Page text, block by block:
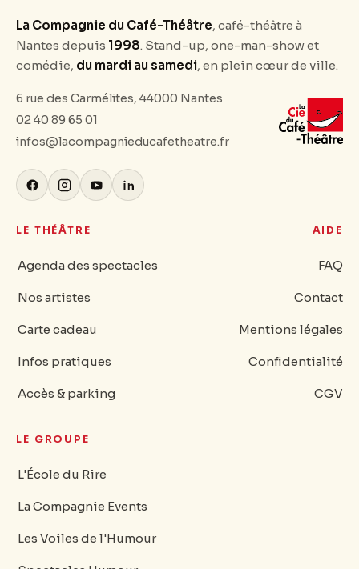
La Compagnie du Café-Théâtre, café-théâtre à
Nantes depuis 1998. Stand-up, one-man-show et
comédie, du mardi au samedi, en plein cœur de ville.
6 rue des Carmélites, 44000 Nantes
02 40 89 65 01
infos@lacompagnieducafetheatre.fr
LE THÉÂTRE
Agenda des spectacles
Nos artistes
Carte cadeau
Infos pratiques
Accès & parking
AIDE
FAQ
Contact
Mentions légales
Confidentialité
CGV
LE GROUPE
L'École du Rire
La Compagnie Events
Les Voiles de l'Humour